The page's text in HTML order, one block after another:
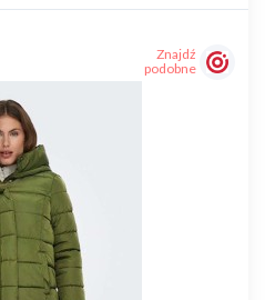
Znajdź
podobne